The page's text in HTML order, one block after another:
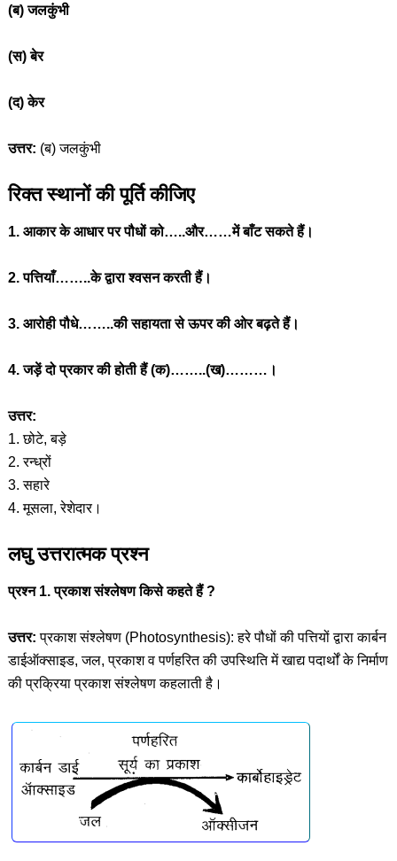
(ब) जलकुंभी
(स) बेर
(द) केर
उत्तर: (ब) जलकुंभी
रिक्त स्थानों की पूर्ति कीजिए
1. आकार के आधार पर पौधों को…..और……में बाँट सकते हैं।
2. पत्तियाँ……..के द्वारा श्वसन करती हैं।
3. आरोही पौधे……..की सहायता से ऊपर की ओर बढ़ते हैं।
4. जड़ें दो प्रकार की होती हैं (क)……..(ख)………।
उत्तर:
1. छोटे, बड़े
2. रन्ध्रों
3. सहारे
4. मूसला, रेशेदार।
लघु उत्तरात्मक प्रश्न
प्रश्न 1. प्रकाश संश्लेषण किसे कहते हैं ?
उत्तर: प्रकाश संश्लेषण (Photosynthesis): हरे पौधों की पत्तियों द्वारा कार्बन
डाईऑक्साइड, जल, प्रकाश व पर्णहरित की उपस्थिति में खाद्य पदार्थों के निर्माण
की प्रक्रिया प्रकाश संश्लेषण कहलाती है।